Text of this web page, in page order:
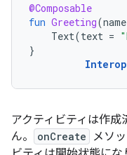
@Composable
fun Greeting(name
Text(text =
}
アクティビティは作
ん。
onCreate
メソ